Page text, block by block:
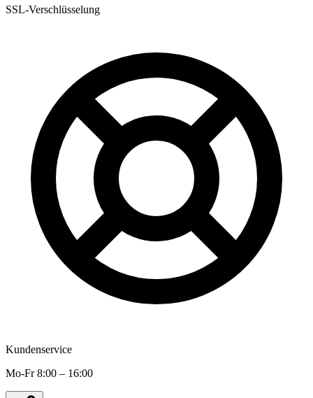
SSL-Verschlüsselung
Kundenservice
Mo-Fr 8:00 – 16:00